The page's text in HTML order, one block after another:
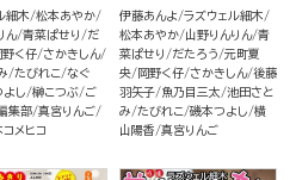
細木
松本あやか
ん 青菜ぱせり
だ
野く仔 さかきしん
たびれこ なぐ
よし 榊こつぶ ご
集部 真宮りんご
メヒコ
伊藤あんよ ラズウェル細木
松本あやか 山野りんりん 青
菜ぱせり
だたろう 元町夏
央 岡野く仔 さかきしん 後藤
羽矢子 魚乃目三太 池田さと
み たびれこ 磯本つよし 横
山陽香 真宮りんご